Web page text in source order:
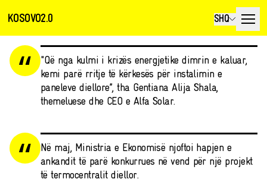
KOSOVO2.0 SHQ
"Që nga kulmi i krizës energjetike dimrin e kaluar,
kemi parë rritje të kërkesës për instalimin e
paneleve diellore”, tha Gentiana Alija Shala,
themeluese dhe CEO e Alfa Solar.
Në maj, Ministria e Ekonomisë njoftoi hapjen e
ankandit të parë konkurrues në vend për një projekt
të termocentralit diellor.